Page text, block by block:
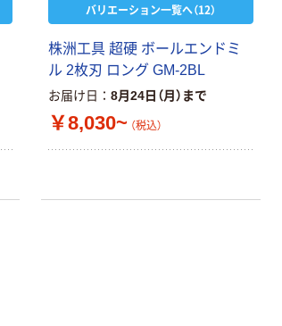
バリエーション一覧へ（12）
株洲工具 超硬 ボールエンドミ
ル 2枚刃 ロング GM-2BL
お届け日 8月24日（月）まで
￥8,030~ （税込）